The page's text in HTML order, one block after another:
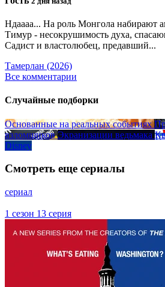
Ндаааа... На роль Монгола набирают
Тимур - несокрушимость духа,
Садист и властолюбец, предавший...
Тамерлан (2026)
Все комментарии
Случайные подборки
Основанные на реальных событиях
взломщиков Экранизации ведьмака
Disney
Смотреть еще сериалы
сериал
1 сезон 13 серия